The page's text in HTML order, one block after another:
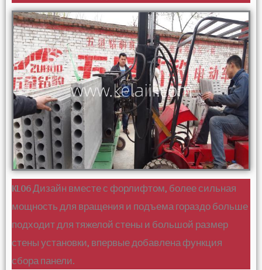
KL06 Дизайн вместе с форлифтом, более сильная
мощность для вращения и подъема гораздо больше
подходит для тяжелой стены и большой размер
стены установки, впервые добавлена функция
сбора панели.